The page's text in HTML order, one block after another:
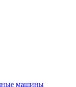
машины